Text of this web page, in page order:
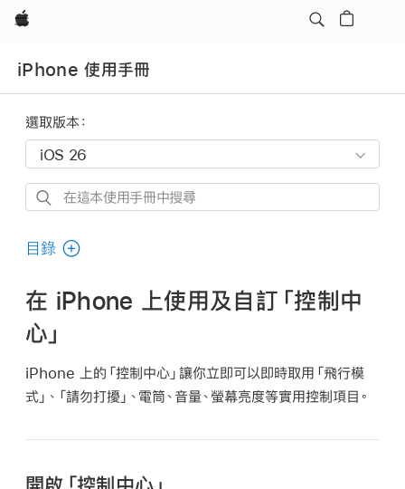
Apple
iPhone 使用手冊
選取版本：
在
本
用
手
冊
搜
尋
目錄
在 iPhone 上使用及自訂「控制中
心」
iPhone 上的「控制中心」讓你立即可以即時取用「飛行模
式」、「請勿打擾」、電筒、音量、螢幕亮度等實用控制項目。
開啟「控制中心」